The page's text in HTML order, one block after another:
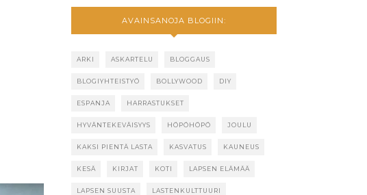
AVAINSANOJA BLOGIIN:
ARKI ASKARTELU BLOGGAUS
BLOGIYHTEISTYÖ BOLLYWOOD DIY
ESPANJA HARRASTUKSET
HYVÄNTEKEVÄISYYS HÖPÖHÖPÖ JOULU
KAKSI PIENTÄ LASTA KASVATUS KAUNEUS
KESÄ KIRJAT KOTI LAPSEN ELÄMÄÄ
LAPSEN SUUSTA LASTENKULTTUURI